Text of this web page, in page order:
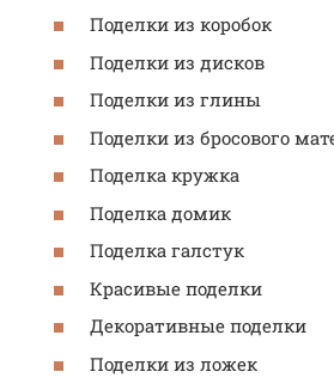
Поделки из коробок
Поделки из дисков
Поделки из глины
Поделки из бросового
Поделка кружка
Поделка домик
Поделка галстук
Красивые поделки
Декоративные поделки
Поделки из ложек